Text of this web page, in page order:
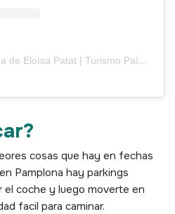
Una publicación compartida de Eloísa Patat | Turismo País Vasco (@eloisapatat)
cosas que hay en fechas
Pamplona hay parkings
coche y luego moverte en
facil para caminar.